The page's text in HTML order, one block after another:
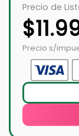
Precio de
$
Precio s/